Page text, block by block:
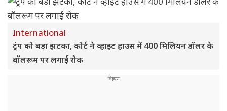
International
ट्रंप को बड़ा झटका, कोर्ट ने व्हाइट हाउस में 400 मिलियन डॉलर के
बॉलरूम पर लगाई रोक